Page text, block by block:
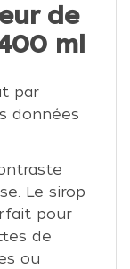
de
ml
par
données
Le sirop
pour
de
ou